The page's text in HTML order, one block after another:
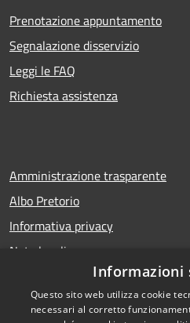
Prenotazione appuntamento
Segnalazione disservizio
Leggi le FAQ
Richiesta assistenza
Amministrazione trasparente
Albo Pretorio
Informativa privacy
Note legali
Dichiarazione di accessibilità
Informazioni
Questo sito web utilizza cookie
necessari al corretto